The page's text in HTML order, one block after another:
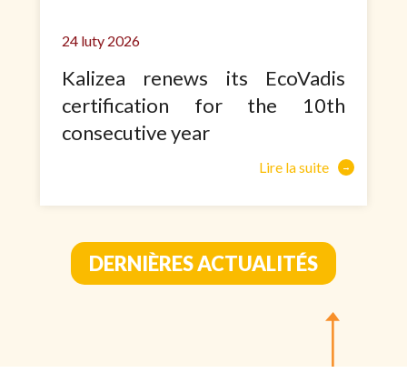
24 luty 2026
Kalizea renews its EcoVadis
certification for the 10th
consecutive year
Lire la suite
DERNIÈRES ACTUALITÉS